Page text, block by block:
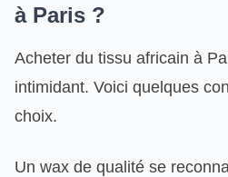
à Paris ?
Acheter du tissu africain à
intimidant. Voici quelques
choix.
Un wax de qualité se